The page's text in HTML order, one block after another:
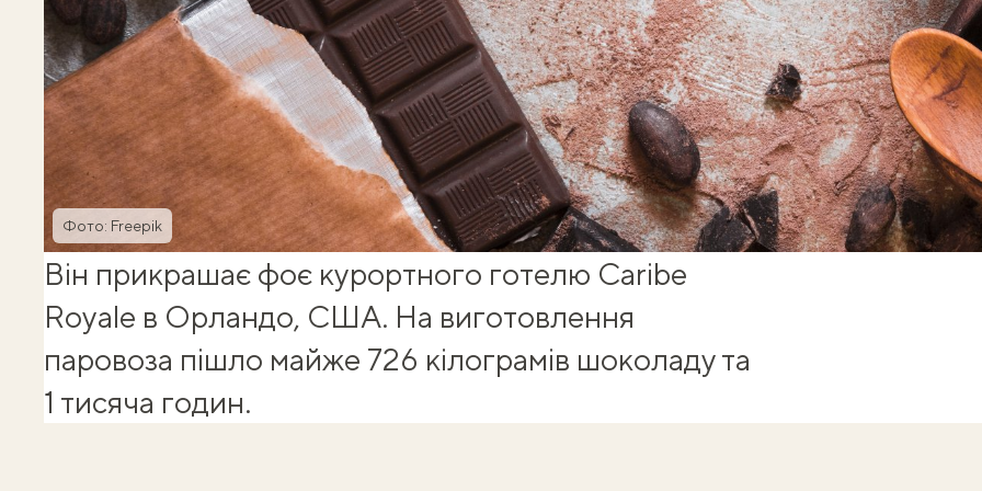
Фото: Freepik
Він прикрашає фоє курортного готелю Caribe
Royale в Орландо, США. На виготовлення
паровоза пішло майже 726 кілограмів шоколаду та
1 тисяча годин.